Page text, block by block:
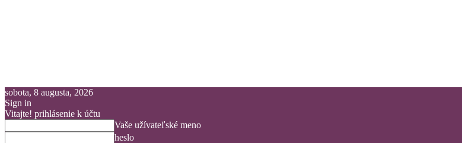
sobota, 8 augusta, 2026
Sign in
Vitajte! prihlásenie k účtu
Vaše užívateľské meno
heslo